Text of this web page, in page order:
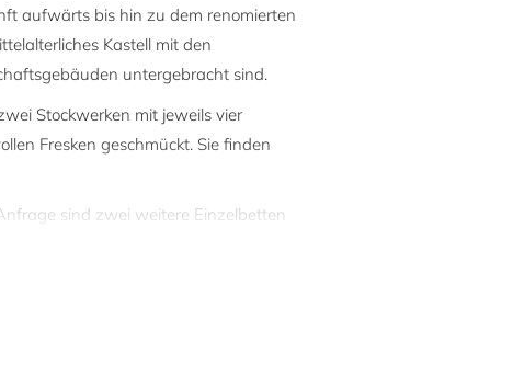
aufwärts bis hin zu dem renomierten
Kastell mit den
untergebracht sind.
Stockwerken mit jeweils vier
Fresken geschmückt. Sie finden
sind zwei weitere Einzelbetten
mit 1 Michelin Stern. Das
Michelin-Sterne erkocht hat. Im